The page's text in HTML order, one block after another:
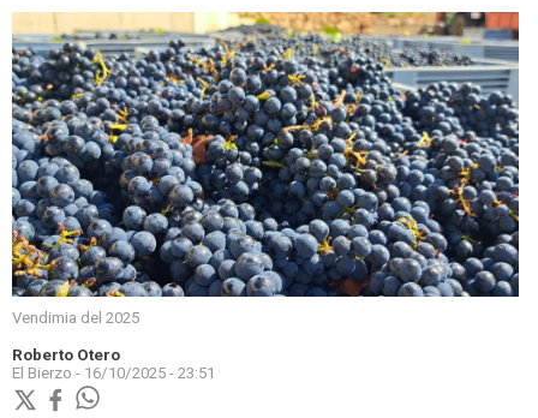
Vendimia del 2025
Roberto Otero
El Bierzo - 16/10/2025 - 23:51